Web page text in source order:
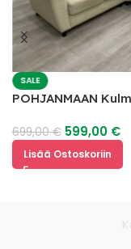
SALE
POHJANMAAN
699,00€ 599,00 €
Lisää Ostoskoriin